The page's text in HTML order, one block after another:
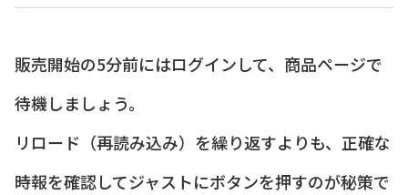
販売開始の5分前にはログインして、商品ページで
待機しましょう。
リロード（再読み込み）を繰り返すよりも、正確な
時報を確認してジャストにボタンを押すのが秘策で